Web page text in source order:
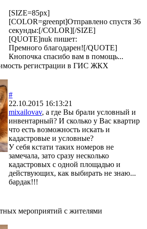
[SIZE=85px]
[COLOR=greenpt]Отправлено спустя 36
секунды:[/COLOR][/SIZE]
[QUOTE]nuk пишет:
Премного благодарен![/QUOTE]
Кнопочка спасибо вам в помощь...
регистрации в ГИС ЖКХ
#
22.10.2015 16:13:21
mixailovav, а где Вы брали условный и
инвентарный? И сколько у Вас квартир
что есть возможность искать и
кадастровые и условные?
У себя кстати таких номеров не
замечала, зато сразу несколько
кадастровых с одной площадью и
действующих, как выбирать не знаю...
бардак!!!
мероприятий с жителями